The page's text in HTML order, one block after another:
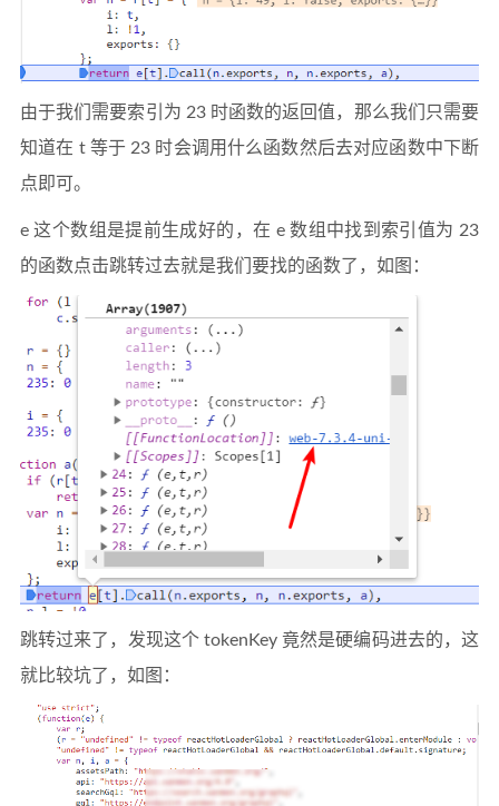
由于我们需要索引为 23 时函数的返回值，那么我们只需要
知道在 t 等于 23 时会调用什么函数然后去对应函数中下断
点即可。
e 这个数组是提前生成好的，在 e 数组中找到索引值为 23
的函数点击跳转过去就是我们要找的函数了，如图：
跳转过来了，发现这个 tokenKey 竟然是硬编码进去的，这
就比较坑了，如图：